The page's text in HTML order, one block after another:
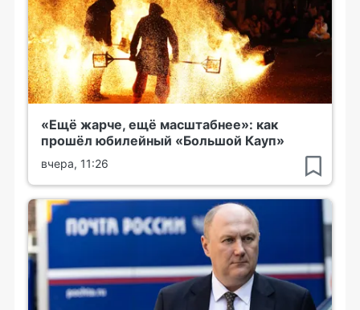
«Ещё жарче, ещё масштабнее»: как
прошёл юбилейный «Большой Кауп»
вчера, 11:26